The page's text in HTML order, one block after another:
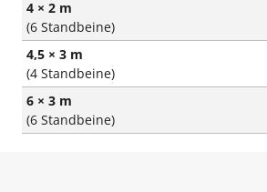
4 × 2 m
(6 Standbeine)
4,5 × 3 m
(4 Standbeine)
6 × 3 m
(6 Standbeine)